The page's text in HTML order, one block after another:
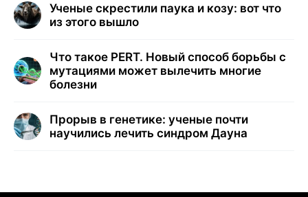
Ученые скрестили паука и козу: вот что
из этого вышло
Что такое PERT. Новый способ борьбы с
мутациями может вылечить многие
болезни
Прорыв в генетике: ученые почти
научились лечить синдром Дауна